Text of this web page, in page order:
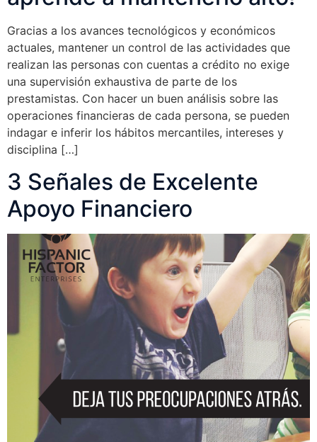
Gracias a los avances tecnológicos y económicos
actuales, mantener un control de las actividades que
realizan las personas con cuentas a crédito no exige
una supervisión exhaustiva de parte de los
prestamistas. Con hacer un buen análisis sobre las
operaciones financieras de cada persona, se pueden
indagar e inferir los hábitos mercantiles, intereses y
disciplina […]
3 Señales de Excelente
Apoyo Financiero